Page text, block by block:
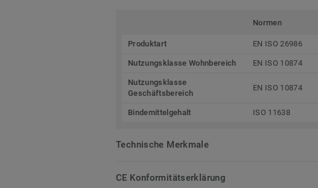
Normen
Produktart EN ISO 26986
Nutzungsklasse Wohnbereich EN ISO 10874
Nutzungsklasse
Geschäftsbereich
EN ISO 10874
Bindemittelgehalt ISO 11638
Technische Merkmale
CE Konformitätserklärung